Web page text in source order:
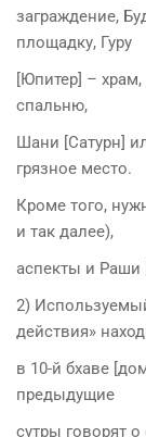
заграждение,
площадку, Гуру
[Юпитер] –
спальню,
Шани [Сатурн]
грязное место.
Кроме того,
и так далее),
аспекты и Раши
2)
действия»
в 10-й бхаве
предыдущие
сутры говорят о